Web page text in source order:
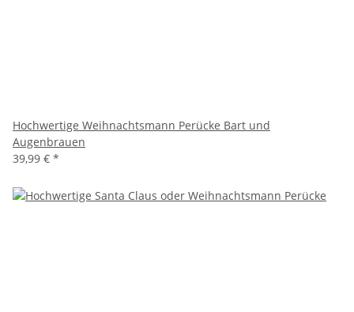
Hochwertige Weihnachtsmann Perücke Bart und
Augenbrauen
39,99 € *